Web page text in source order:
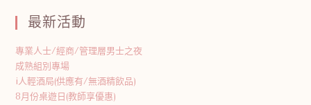
最新活動
專業人士/經商/管理層男士之夜
成熟組別專場
i人輕酒局(供應有/無酒精飲品)
8月份桌遊日(教師享優惠)